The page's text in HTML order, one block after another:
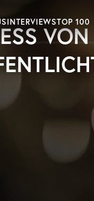
INTERVIEWSTOP 100